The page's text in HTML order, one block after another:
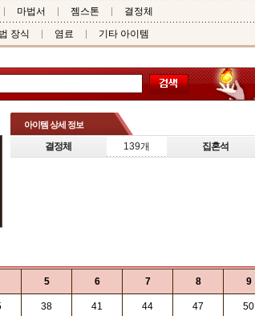
마법서 젬스톤
결정체
장식 염료 기타 아이템
아이템 상세 정보
결정체 139개 집혼석
5 6 7 8 9
38 41 44 47 50